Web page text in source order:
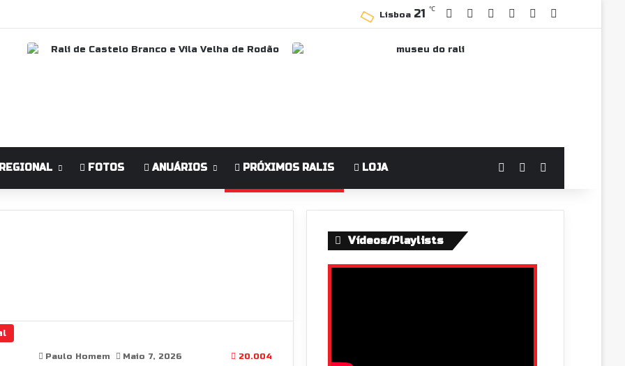
Lisboa 21 ℃ Facebook
YouTubeInstagram
WhatsApp
Grupo
REGIONAL FOTOS ANUÁRIOS PRÓXIMOS RALIS LOJA Log InSwitch skin
Paulo Homem Maio 7, 2026 20.004
Vídeos/Playlists